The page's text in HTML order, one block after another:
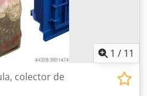
1 / 11
colector de